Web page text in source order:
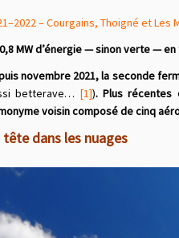
– Courgains, Thoigné et Les
MW d’énergie — sinon verte —
novembre 2021,la seconde
betterave… [1]). Plus récentes
voisin composé de cinq
tête dans les nuages